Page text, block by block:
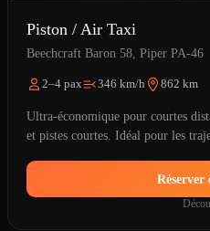
Piston / Air Taxi
Beechcraft Baron 58, Piper PA-46
2–4 pax 346 km/h 862 km
Ultra-économique pour courtes
et pistes courtes. Idéal pour les
Réserver